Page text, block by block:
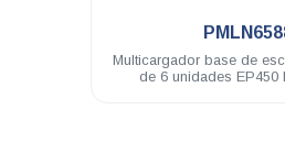
Multicargador base de
de 6 unidades EP450